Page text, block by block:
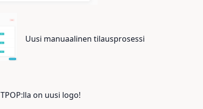
Uusi manuaalinen tilausprosessi
TPOP:lla on uusi logo!